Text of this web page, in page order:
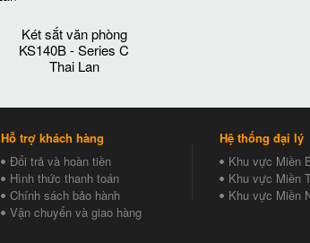
Két sắt văn phòng
KS140B - Series C
Thai Lan
Hỗ trợ khách hàng
Đổi trả và hoàn tiền
Hình thức thanh toán
Chính sách bảo hành
Vận chuyển và giao hàng
Hệ thống đại lý
Khu vực Miền
Khu vực Miền
Khu vực Miền